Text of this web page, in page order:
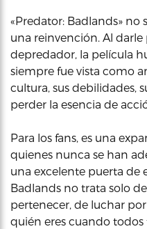
«Predator: Badlands» no
una reinvención. Al
depredador, la película
siempre fue vista como
cultura, sus debilidades,
perder la esencia de
Para los fans, es una
quienes nunca se han
una excelente puerta de
Badlands no trata solo
pertenecer, de luchar
quién eres cuando